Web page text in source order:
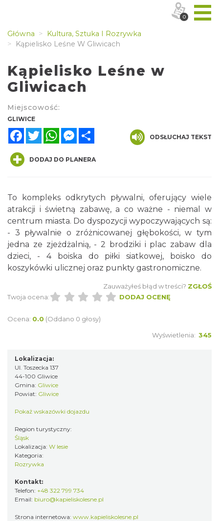
Główna
Kultura, Sztuka I Rozrywka
Kąpielisko Leśne W Gliwicach
Kąpielisko Leśne w
Gliwicach
Miejscowość:
GLIWICE
FacebookTwitterWhatsAppMessenger
ODSŁUCHAJ TEKST
DODAJ DO PLANERA
To kompleks odkrytych pływalni, oferujący wiele
atrakcji i świetną zabawę, a co ważne - niemal w
centrum miasta. Do dyspozycji wypoczywających są:
- 3 pływalnie o zróżnicowanej głębokości, w tym
jedna ze zjeżdżalnią, - 2 brodziki i plac zabaw dla
dzieci, - 4 boiska do piłki siatkowej, boisko do
koszykówki ulicznej oraz punkty gastronomiczne.
Zauważyłeś błąd w treści? ZGŁOŚ
Twoja ocena:
DODAJ OCENĘ
Ocena: 0.0 (Oddano 0 głosy)
Wyświetlenia: 345
Lokalizacja:
Ul. Toszecka 137
44-100 Gliwice
Gmina: Gliwice
Powiat: Gliwice
Pokaż wskazówki dojazdu
Region turystyczny:
Śląsk
Lokalizacja: W lesie
Kategoria:
Rozrywka
Kontakt:
Telefon: +48 322 799 734
Email: biuro@kapieliskolesne.pl
Strona internetowa: www.kapieliskolesne.pl
0